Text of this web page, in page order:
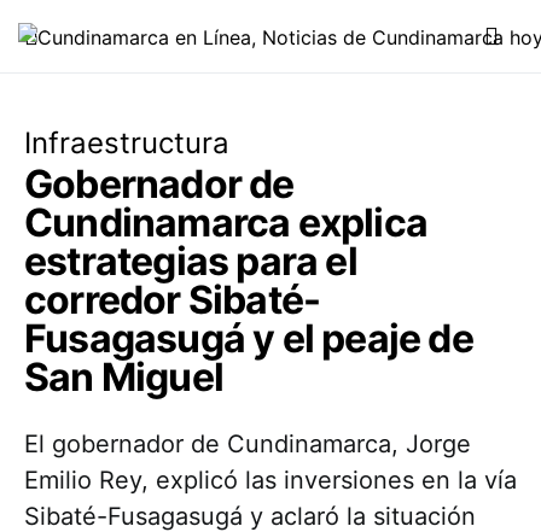
Infraestructura
Gobernador de
Cundinamarca explica
estrategias para el
corredor Sibaté-
Fusagasugá y el peaje de
San Miguel
El gobernador de Cundinamarca, Jorge
Emilio Rey, explicó las inversiones en la vía
Sibaté-Fusagasugá y aclaró la situación